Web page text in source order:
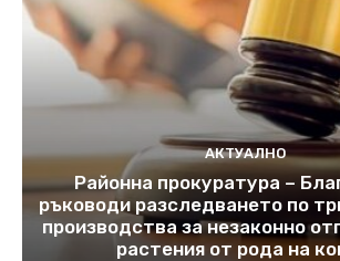
АКТУАЛНО
Районна прокуратура –
ръководи разследването по
производства за незаконно
растения от рода на